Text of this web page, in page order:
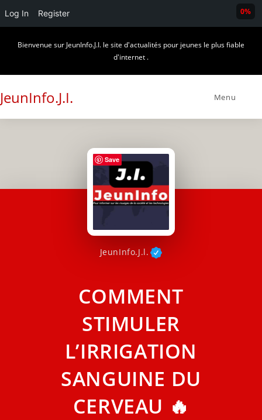
Log In Register
Bienvenue sur JeunInfo.J.I. le site d'actualités pour jeunes le plus fiable
d'internet .
JeunInfo.J.I. Menu
JeunInfo.J.l.
COMMENT
STIMULER
L’IRRIGATION
SANGUINE DU
CERVEAU 🔥
0%
Save